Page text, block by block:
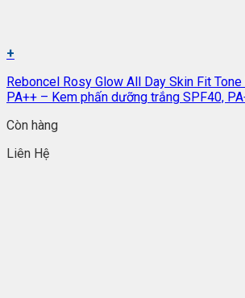
+
Reboncel Rosy Glow All Day Skin Fit Tone
PA++ – Kem phấn dưỡng trắng SPF40,
Còn hàng
Liên Hệ